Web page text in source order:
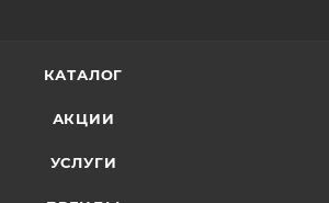
КАТАЛОГ
АКЦИИ
УСЛУГИ